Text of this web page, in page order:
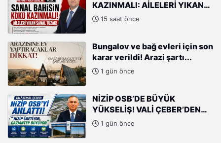
KAZINMALI: AİLELERİ YIKAN
SANAL TUZAK!
15 saat önce
Bungalov ve bağ evleri için son
karar verildi! Arazi şartı...
1 gün önce
NİZİP OSB’DE BÜYÜK
YÜKSELİŞ! VALİ ÇEBER’DEN
SANAYİCİLERE ÖVGÜ
1 gün önce